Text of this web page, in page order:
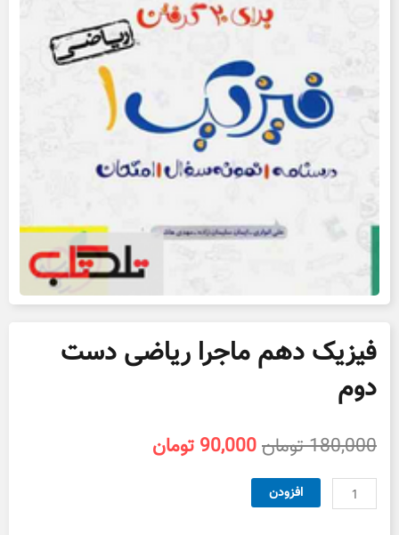
فیزیک دهم ماجرا ریاضی دست
دوم
180,000تومانقیمت
بود.
90,000 تومان
فیزیک
دهم
افزودن